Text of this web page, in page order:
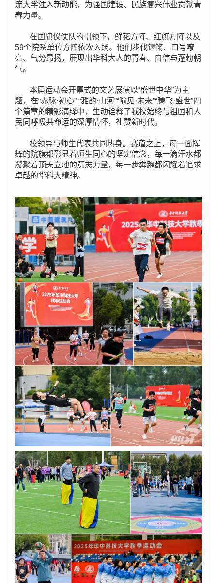
流大学注入新动能，为强国建设、民族复兴伟业贡献青
春力量。
在国旗仪仗队的引领下，鲜花方阵、红旗方阵以及
59个院系单位方阵依次入场。他们步伐铿锵、口号嘹
亮、气势昂扬，展现出华科大人的青春、自信与蓬勃朝
气。
本届运动会开幕式的文艺展演以“盛世中华”为主
题，在“赤脉·初心” “雅韵·山河”“喻见·未来”“腾飞·盛世”四
个篇章的精彩演绎中，生动诠释了我校始终与祖国和人
民同呼吸共命运的深厚情怀，礼赞新时代。
校领导与师生代表共同热身。赛道之上，每一面挥
舞的院旗都彰显着师生同心的坚定信念，每一滴汗水都
凝聚着顶天立地的意志力量，每一步奔跑都闪耀着追求
卓越的华科大精神。